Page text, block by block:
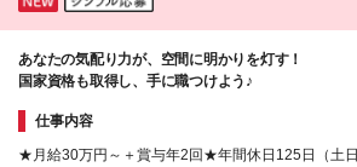
あなたの気配り力が、空間に明かりを灯す！
国家資格も取得し、手に職つけよう♪
仕事内容
★月給30万円～＋賞与年2回★年間休日125日（土日